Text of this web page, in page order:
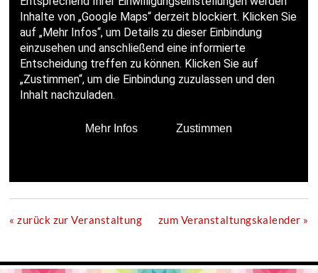
« zurück zur Veranstaltung zum Veranstaltungskalender »